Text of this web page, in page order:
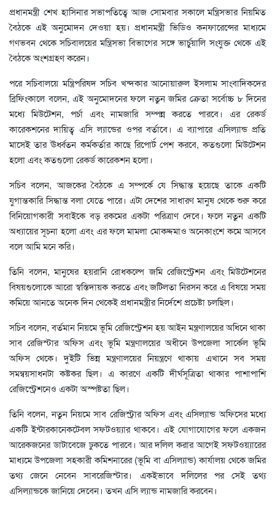
প্রধানমন্ত্রী শেখ হাসিনার সভাপতিত্বে আজ সোমবার সকালে মন্ত্রিসভার নিয়মিত
বৈঠকে এই অনুমোদন দেওয়া হয়। প্রধানমন্ত্রী ভিডিও কনফারেন্সের মাধ্যমে
গণভবন থেকে সচিবালয়ের মন্ত্রিসভা বিভাগের সঙ্গে ভার্চুয়ালি সংযুক্ত থেকে এই
বৈঠকে অংশগ্রহণ করেন।
পরে সচিবালয়ে মন্ত্রিপরিষদ সচিব খন্দকার আনোয়ারুল ইসলাম সাংবাদিকদের
ব্রিফিংকালে বলেন, এই অনুমোদনের ফলে নতুন জমির ক্রেতা সর্বোচ্চ ৮ দিনের
মধ্যে মিউটেশন, পর্চা এবং নামজারি সম্পন্ন করতে পারবে। এর রেকর্ড
কারেকশনের দায়িত্ব এসি ল্যান্ডের ওপর বর্তাবে। এ ব্যাপারে এসিল্যান্ড প্রতি
মাসেই তার ঊর্ধ্বতন কর্মকর্তার কাছে রিপোর্ট পেশ করবে, কতগুলো মিউটেশন
হলো এবং কতগুলো রেকর্ড কারেকশন হলো।
সচিব বলেন, আজকের বৈঠকে এ সম্পর্কে যে সিদ্ধান্ত হয়েছে তাকে একটি
যুগান্তকারি সিদ্ধান্ত বলা যেতে পারে। এটা দেশের সাধারণ মানুষ থেকে শুরু করে
বিনিয়োগকারী সবাইকে বড় রকমের একটা পরিত্রাণ দেবে। ফলে নতুন একটি
অধ্যায়ের সূচনা হলো এবং এর ফলে মামলা মোকদ্দমাও অনেকাংশে কমে আসবে
বলে আমি মনে করি।
তিনি বলেন, মানুষের হয়রানি রোধকল্পে জমি রেজিস্ট্রেশন এবং মিউটেশনের
বিষয়গুলোকে আরো স্বস্তিদায়ক করতে এবং জটিলতা নিরসন করে এ বিষয়ে সময়
কমিয়ে আনতে অনেক দিন থেকেই প্রধানমন্ত্রীর নির্দেশে প্রচেষ্টা চলছিল।
সচিব বলেন, বর্তমান নিয়মে ভূমি রেজিস্ট্রেশন হয় আইন মন্ত্রণালয়ের অধিনে থাকা
সাব রেজিস্টার অফিস এবং ভূমি মন্ত্রণালয়ের অধীনে উপজেলা সার্কেল ভূমি
অফিস থেকে। দুইটি ভিন্ন মন্ত্রণালয়ের নিয়ন্ত্রণে থাকায় এখানে সব সময়
সমন্বয়সাধনটা কষ্টকর ছিল। এ কারণে একটি দীর্ঘসূত্রিতা থাকার পাশাপাশি
রেজিস্ট্রেশনেও একটা অস্পষ্টতা ছিল।
তিনি বলেন, নতুন নিয়মে সাব রেজিস্ট্রার অফিস এবং এসিল্যান্ড অফিসের মধ্যে
একটি ইন্টারকানেকটেবল সফটওয়্যার থাকবে। এই যোগাযোগের ফলে একজন
আরেকজনের ডাটাবেজে ঢুকতে পারবে। আর দলিল করার আগেই সফটওয়্যারের
মাধ্যমে উপজেলা সহকারী কমিশনারের (ভূমি বা এসিল্যান্ড) কার্যালয় থেকে জমির
তথ্য জেনে নেবেন সাবরেজিস্টার। একইভাবে দলিলের পর সেই তথ্য
এসিল্যান্ডকে জানিয়ে দেবেন। তখন এসি ল্যান্ড নামজারি করবেন।